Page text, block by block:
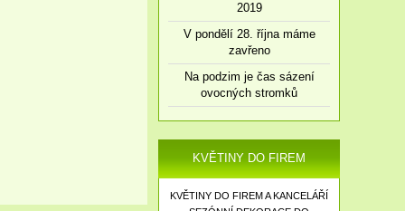
2019
V pondělí 28. října máme
zavřeno
Na podzim je čas sázení
ovocných stromků
KVĚTINY DO FIREM
KVĚTINY DO FIREM A KANCELÁŘÍ